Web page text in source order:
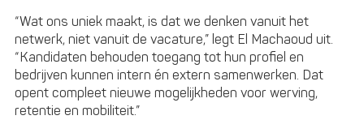
“Wat ons uniek maakt, is dat we denken vanuit het
netwerk, niet vanuit de vacature,” legt El Machaoud uit.
“Kandidaten behouden toegang tot hun profiel en
bedrijven kunnen intern én extern samenwerken. Dat
opent compleet nieuwe mogelijkheden voor werving,
retentie en mobiliteit.”